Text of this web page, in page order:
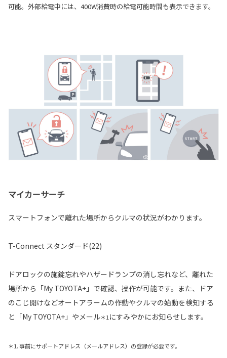
可能。外部給電中には、400W消費時の給電可能時間も表示できます。
マイカーサーチ
スマートフォンで離れた場所からクルマの状況がわかります。
T-Connect スタンダード(22)
ドアロックの施錠忘れやハザードランプの消し忘れなど、離れた
場所から「My TOYOTA+」で確認、操作が可能です。また、ドア
のこじ開けなどオートアラームの作動やクルマの始動を検知する
と「My TOYOTA+」やメール＊1 にすみやかにお知らせします。
＊1. 事前にサポートアドレス（メールアドレス）の登録が必要です。